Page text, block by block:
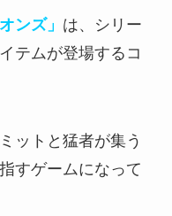
ンズ」 は、シリー
テムが登場するコ
ットと猛者が集う
すゲームになって